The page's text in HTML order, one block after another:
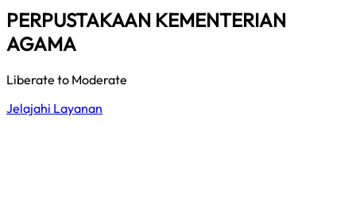
PERPUSTAKAAN KEMENTERIAN
AGAMA
Liberate to Moderate
Jelajahi Layanan